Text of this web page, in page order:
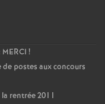
MERCI !
postes aux concours
rentrée 2011